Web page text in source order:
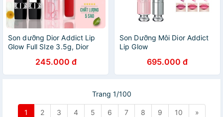
Son dưỡng Dior Addict Lip
Glow Full SIze 3.5g, Dior
dưỡng môi chính hãng
245.000 đ
Son Dưỡng Môi Dior Addict
Lip Glow
695.000 đ
Trang 1/100
1 2 3 4 5 6 7 8 9 10 »